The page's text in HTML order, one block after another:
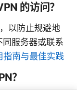
的访问？
以防止规避地
服务器或联系
南与最佳实践
？